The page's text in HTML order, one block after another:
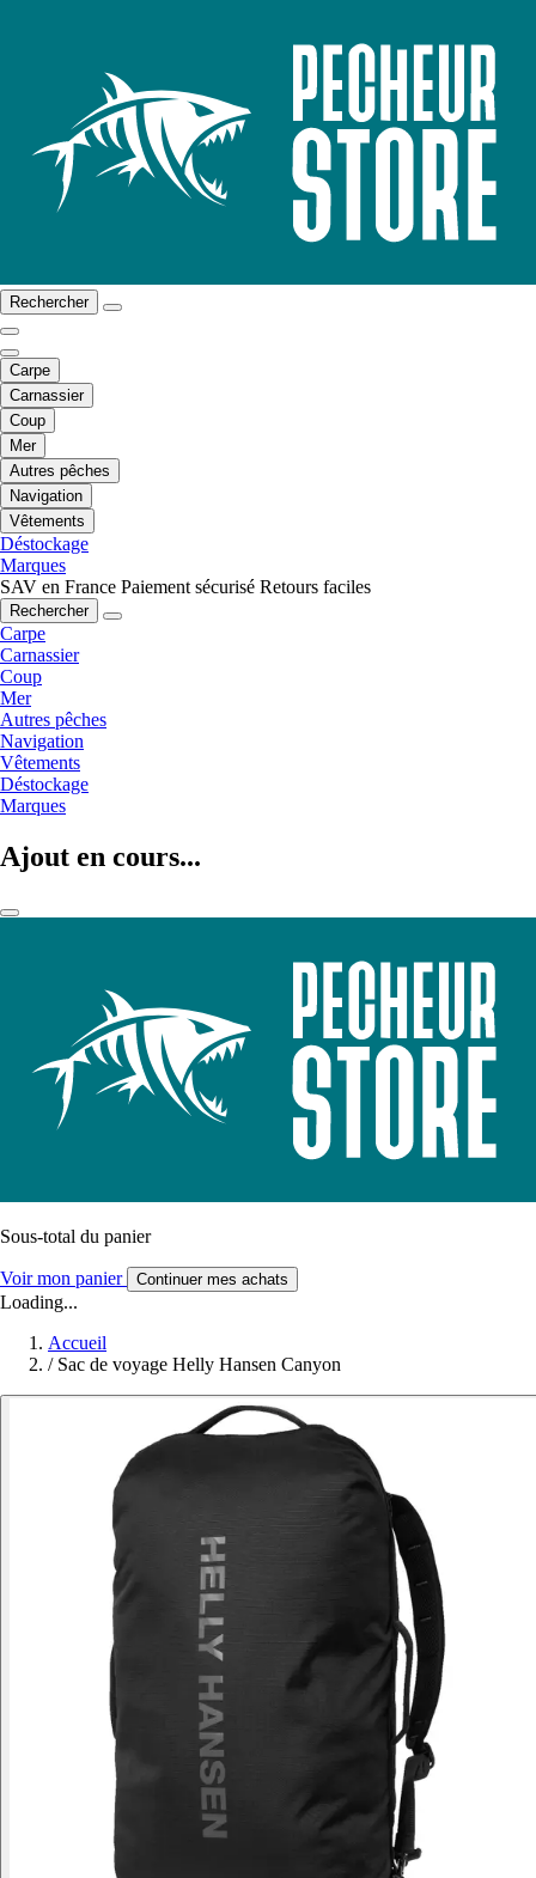
Rechercher
Carpe
Carnassier
Coup
Mer
Autres pêches
Navigation
Vêtements
Déstockage
Marques
SAV en France Paiement sécurisé Retours faciles
Rechercher
Carpe
Carnassier
Coup
Mer
Autres pêches
Navigation
Vêtements
Déstockage
Marques
Ajout en cours...
Sous-total du panier
Voir mon panier Continuer mes achats
Loading...
Accueil
/ Sac de voyage Helly Hansen Canyon